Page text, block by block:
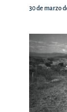
30 de marzo